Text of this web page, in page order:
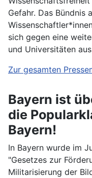
Gefahr. Das Bündnis
sich gegen eine
und Universitäten
Zur gesamten
Bayern ist
die
Bayern!
In Bayern wurde im
"Gesetzes zur
Militarisierung der